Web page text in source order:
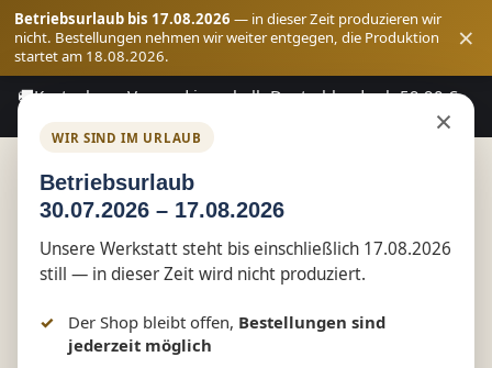
Zum Hauptinhalt springen
Betriebsurlaub bis 17.08.2026 — in dieser Zeit produzieren wir
nicht. Bestellungen nehmen wir weiter entgegen, die Produktion
startet am 18.08.2026.
×
×
WIR SIND IM URLAUB
Betriebsurlaub
30.07.2026 – 17.08.2026
Unsere Werkstatt steht bis einschließlich 17.08.2026
still — in dieser Zeit wird nicht produziert.
Der Shop bleibt offen, Bestellungen sind
jederzeit möglich
🚚Kostenloser Versand innerhalb Deutschlands ab 59,90 €
Bestellwert
Shop Funwear
Energiesparmodus – Fun Shirt